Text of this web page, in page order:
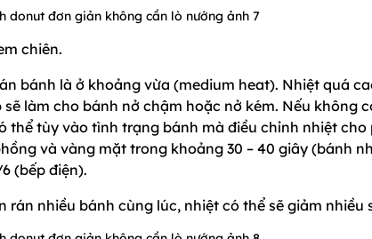
chiên.
bánh là ở khoảng vừa (medium heat). Nhiệt quá
làm cho bánh nở chậm hoặc nở kém. Nếu không
thể tùy vào tình trạng bánh mà điều chỉnh nhiệt
và vàng mặt trong khoảng 30 – 40 giây (bánh
(bếp điện).
rán nhiều bánh cùng lúc, nhiệt có thể sẽ giảm nhiều